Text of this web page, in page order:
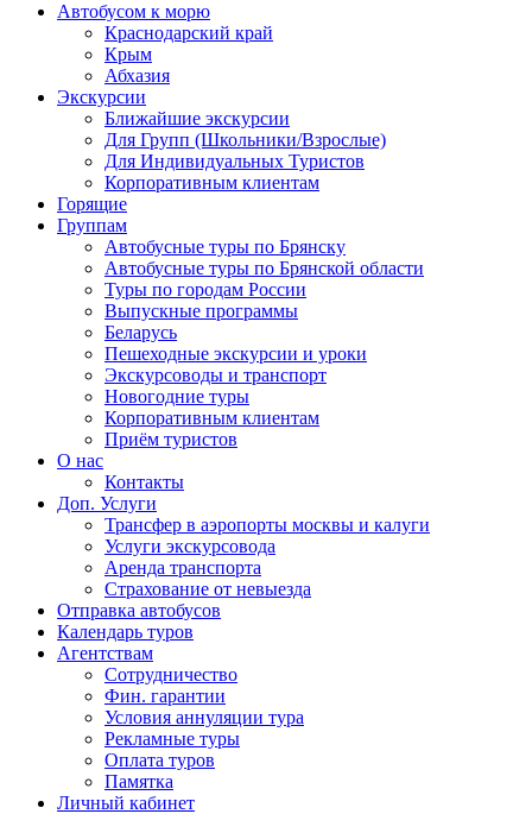
Автобусом к морю
Краснодарский край
Крым
Абхазия
Экскурсии
Ближайшие экскурсии
Для Групп (Школьники/Взрослые)
Для Индивидуальных Туристов
Корпоративным клиентам
Горящие
Группам
Автобусные туры по Брянску
Автобусные туры по Брянской области
Туры по городам России
Выпускные программы
Беларусь
Пешеходные экскурсии и уроки
Экскурсоводы и транспорт
Новогодние туры
Корпоративным клиентам
Приём туристов
О нас
Контакты
Доп. Услуги
Трансфер в аэропорты москвы и калуги
Услуги экскурсовода
Аренда транспорта
Страхование от невыезда
Отправка автобусов
Календарь туров
Агентствам
Сотрудничество
Фин. гарантии
Условия аннуляции тура
Рекламные туры
Оплата туров
Памятка
Личный кабинет